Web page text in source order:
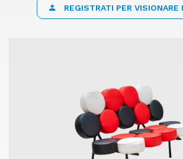
REGISTRATI PER VISIONARE